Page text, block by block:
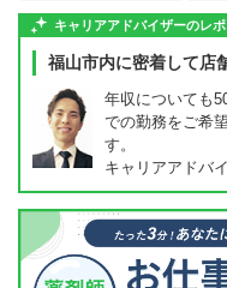
キャリアアドバイザーのレポ
福山市内に密着して店
年収についても
での勤務をご希
す。
キャリアアドバ